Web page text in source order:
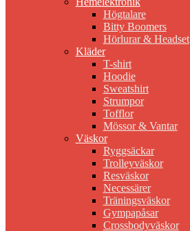
Högtalare
Bitty Boomers
Hörlurar & Headset
Kläder
T-shirt
Hoodie
Sweatshirt
Strumpor
Tofflor
Mössor & Vantar
Väskor
Ryggsäckar
Trolleyväskor
Resväskor
Necessärer
Träningsväskor
Gympapåsar
Crossbodyväskor